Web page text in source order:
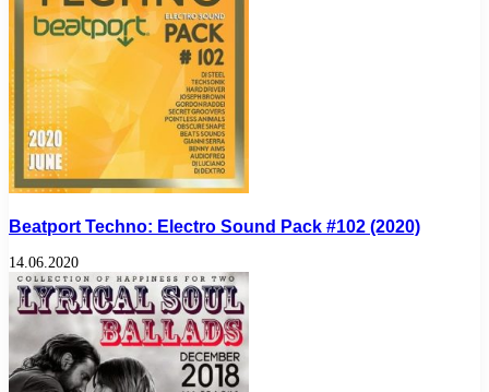
Beatport Techno: Electro Sound Pack #102 (2020)
14.06.2020